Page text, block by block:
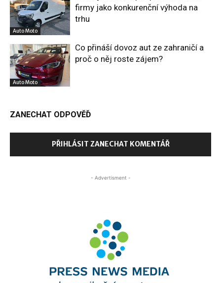
Auto Moto
firmy jako konkurenční výhoda na
trhu
Auto Moto
Co přináší dovoz aut ze zahraničí a
proč o něj roste zájem?
ZANECHAT ODPOVĚĎ
PŘIHLÁSIT ZANECHAT KOMENTÁŘ
- Advertisment -